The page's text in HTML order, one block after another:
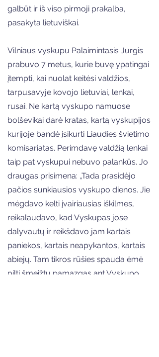
galbūt ir iš viso pirmoji prakalba,
pasakyta lietuviškai.
Vilniaus vyskupu Palaimintasis Jurgis
prabuvo 7 metus, kurie buvę ypatingai
įtempti, kai nuolat keitėsi valdžios,
tarpusavyje kovojo lietuviai, lenkai,
rusai. Ne kartą vyskupo namuose
bolševikai darė kratas, kartą vyskupijos
kurijoje bandė įsikurti Liaudies švietimo
komisariatas. Perimdavę valdžią lenkai
taip pat vyskupui nebuvo palankūs. Jo
draugas prisimena: „Tada prasidėjo
pačios sunkiausios vyskupo dienos. Jie
mėgdavo kelti įvairiausias iškilmes,
reikalaudavo, kad Vyskupas jose
dalyvautų ir reikšdavo jam kartais
paniekos, kartais neapykantos, kartais
abiejų. Tam tikros rūšies spauda ėmė
pilti šmeižtų pamazgas ant Vyskupo.